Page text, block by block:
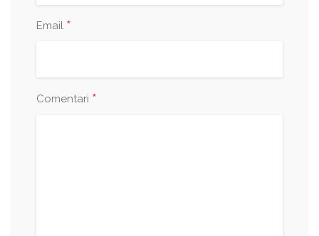
Email *
Comentari *